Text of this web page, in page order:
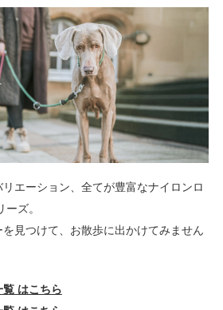
エーション、全てが豊富なナイロンロ
ズ。
見つけて、お散歩に出かけてみません
覧 はこちら